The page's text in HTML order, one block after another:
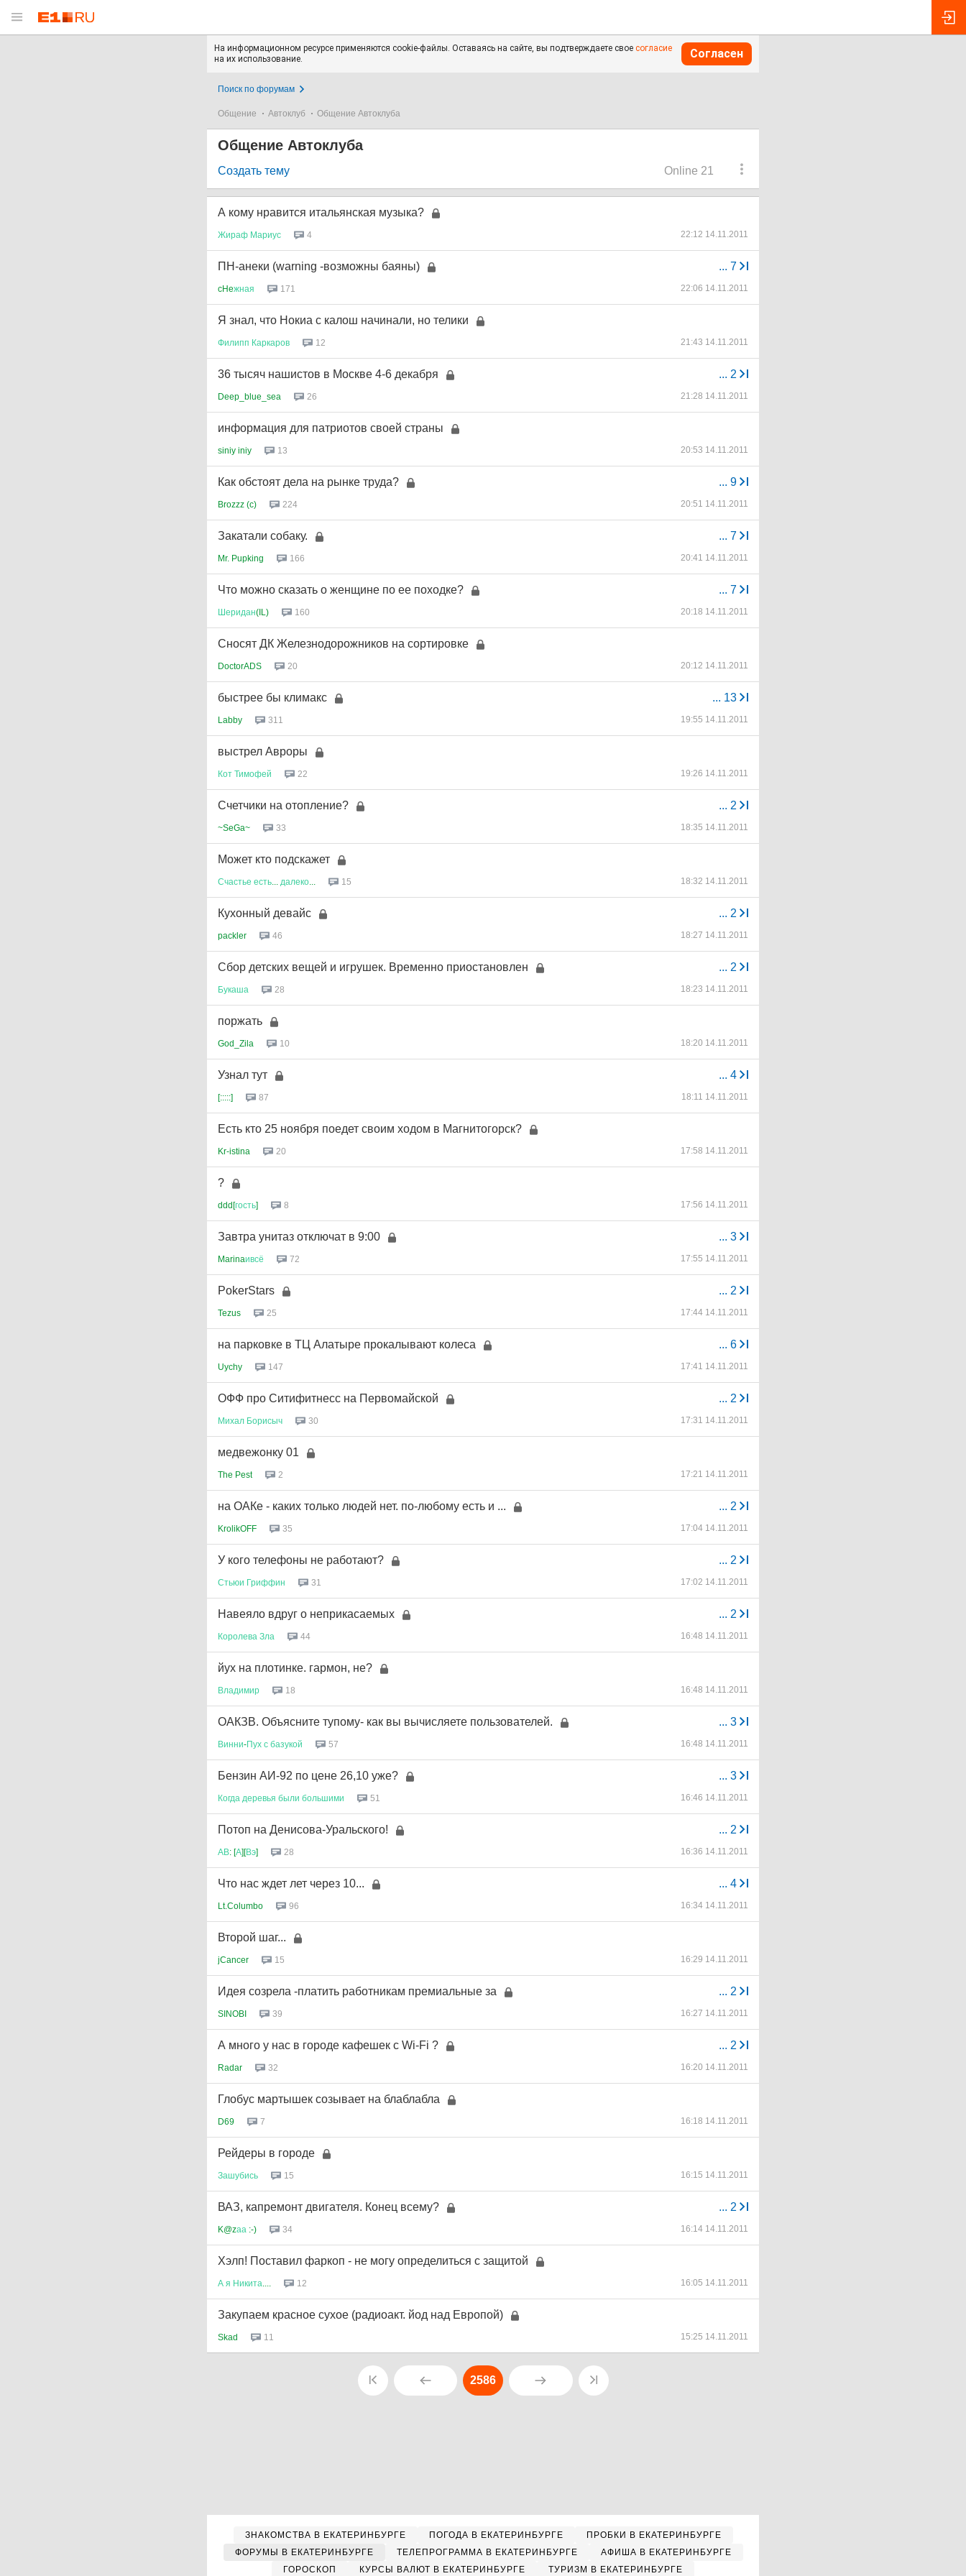
На информационном ресурсе применяются cookie-файлы. Оставаясь на сайте, вы подтверждаете свое согласие
на их использование.
Согласен
Поиск по форумам
Общение Автоклуб Общение Автоклуба
Общение Автоклуба
Online 21
Создать тему
А кому нравится итальянская музыка?
Жираф Мариус 4 22:12 14.11.2011
... 7
ПН-анеки (warning -возможны баяны)
cHeжная 171 22:06 14.11.2011
Я знал, что Нокиа с калош начинали, но телики
Филипп Каркаров 12 21:43 14.11.2011
... 2
36 тысяч нашистов в Москве 4-6 декабря
Deep_blue_sea 26 21:28 14.11.2011
информация для патриотов своей страны
siniy iniy 13 20:53 14.11.2011
... 9
Как обстоят дела на рынке труда?
Brozzz (c) 224 20:51 14.11.2011
... 7
Закатали собаку.
Mr. Pupking 166 20:41 14.11.2011
... 7
Что можно сказать о женщине по ее походке?
Шеридан(IL) 160 20:18 14.11.2011
Сносят ДК Железнодорожников на сортировке
DoctorADS 20 20:12 14.11.2011
... 13
быстрее бы климакс
Labby 311 19:55 14.11.2011
выстрел Авроры
Кот Тимофей 22 19:26 14.11.2011
... 2
Счетчики на отопление?
~SeGa~ 33 18:35 14.11.2011
Может кто подскажет
Счастье есть далеко 15 18:32 14.11.2011
... 2
Кухонный девайс
packler 46 18:27 14.11.2011
... 2
Сбор детских вещей и игрушек. Временно приостановлен
Букаша 28 18:23 14.11.2011
поржать
God_Zila 10 18:20 14.11.2011
... 4
Узнал тут
[:::::] 87 18:11 14.11.2011
Есть кто 25 ноября поедет своим ходом в Магнитогорск?
Kr-istina 20 17:58 14.11.2011
?
ddd[гость] 8 17:56 14.11.2011
... 3
Завтра унитаз отключат в 9:00
Marinaивсё 72 17:55 14.11.2011
... 2
PokerStars
Tezus 25 17:44 14.11.2011
... 6
на парковке в ТЦ Алатыре прокалывают колеса
Uychy 147 17:41 14.11.2011
... 2
ОФФ про Ситифитнесс на Первомайской
Михал Борисыч 30 17:31 14.11.2011
медвежонку 01
The Pest 2 17:21 14.11.2011
... 2
на ОАКе - каких только людей нет. по-любому есть и ...
KrolikOFF 35 17:04 14.11.2011
... 2
У кого телефоны не работают?
Стьюи Гриффин 31 17:02 14.11.2011
... 2
Навеяло вдруг о неприкасаемых
Королева Зла 44 16:48 14.11.2011
йух на плотинке. гармон, не?
Владимир 18 16:48 14.11.2011
... 3
ОАКЗВ. Объясните тупому- как вы вычисляете пользователей.
Винни-Пух с базукой 57 16:48 14.11.2011
... 3
Бензин АИ-92 по цене 26,10 уже?
Когда деревья были большими 51 16:46 14.11.2011
... 2
Потоп на Денисова-Уральского!
АВ: [А][Вэ] 28 16:36 14.11.2011
... 4
Что нас ждет лет через 10...
Lt.Columbo 96 16:34 14.11.2011
Второй шаг...
jCancer 15 16:29 14.11.2011
... 2
Идея созрела -платить работникам премиальные за
SINOBI 39 16:27 14.11.2011
... 2
А много у нас в городе кафешек с Wi-Fi ?
Radar 32 16:20 14.11.2011
Глобус мартышек созывает на блаблабла
D69 7 16:18 14.11.2011
Рейдеры в городе
Зашубись 15 16:15 14.11.2011
... 2
ВАЗ, капремонт двигателя. Конец всему?
K@zаа :-) 34 16:14 14.11.2011
Хэлп! Поставил фаркоп - не могу определиться с защитой
А я Никита 12 16:05 14.11.2011
Закупаем красное сухое (радиоакт. йод над Европой)
Skad 11 15:25 14.11.2011
2586
ЗНАКОМСТВА В ЕКАТЕРИНБУРГЕ ПОГОДА В ЕКАТЕРИНБУРГЕ
ПРОБКИ В ЕКАТЕРИНБУРГЕ
ФОРУМЫ В ЕКАТЕРИНБУРГЕ
ТЕЛЕПРОГРАММА В ЕКАТЕРИНБУРГЕ
АФИША В ЕКАТЕРИНБУРГЕ
ГОРОСКОП
КУРСЫ ВАЛЮТ В ЕКАТЕРИНБУРГЕ ТУРИЗМ В ЕКАТЕРИНБУРГЕ